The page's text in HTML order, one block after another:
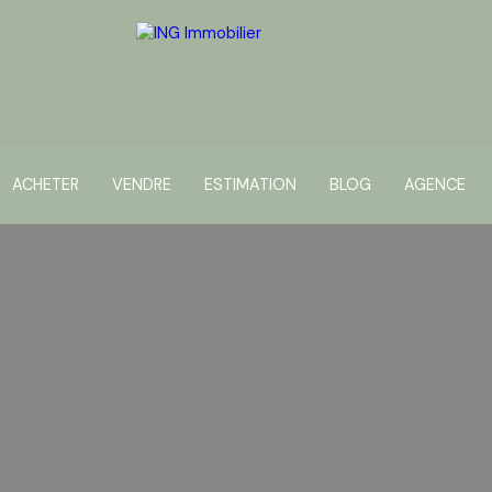
ACHETER VENDRE ESTIMATION BLOG AGENCE